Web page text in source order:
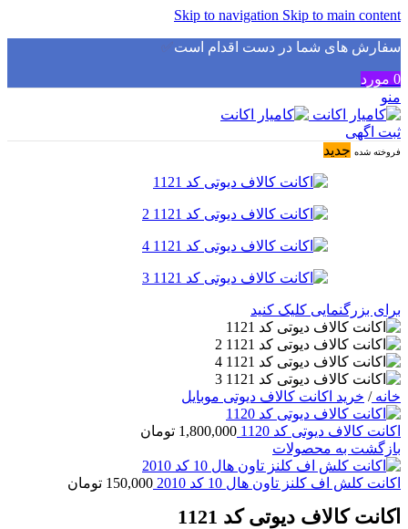
Skip to navigation Skip to main content
سفارش های شما در دست اقدام است✅
0 مورد
منو
ثبت اگهی
فروخته شده جدید
برای بزرگنمایی کلیک کنید
خانه/ خرید اکانت کالاف دیوتی موبایل
اکانت کالاف دیوتی کد 1120 1,800,000 تومان
بازگشت به محصولات
اکانت کلش اف کلنز تاون هال 10 کد 2010 150,000 تومان
اکانت کالاف دیوتی کد 1121